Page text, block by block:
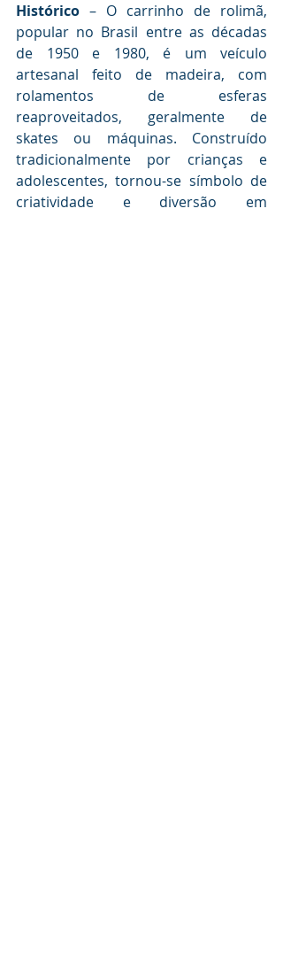
Histórico – O carrinho de rolimã,
popular no Brasil entre as décadas
de 1950 e 1980, é um veículo
artesanal feito de madeira, com
rolamentos de esferas
reaproveitados, geralmente de
skates ou máquinas. Construído
tradicionalmente por crianças e
adolescentes, tornou-se símbolo de
criatividade e diversão em